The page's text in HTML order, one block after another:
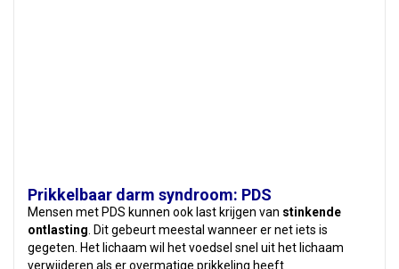
Prikkelbaar darm syndroom: PDS
Mensen met PDS kunnen ook last krijgen van stinkende
ontlasting . Dit gebeurt meestal wanneer er net iets is
gegeten. Het lichaam wil het voedsel snel uit het lichaam
verwijderen als er overmatige prikkeling heeft